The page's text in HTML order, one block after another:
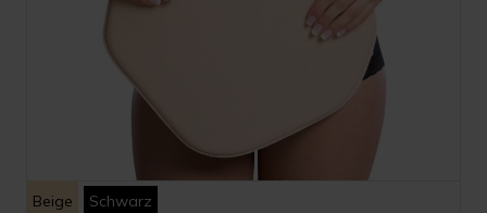
Beige Schwarz